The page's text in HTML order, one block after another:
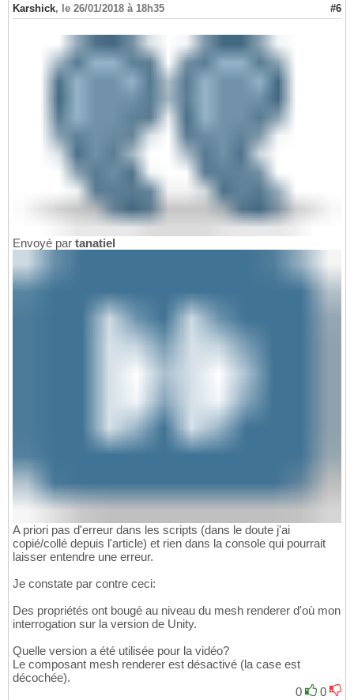
Karshick, le 26/01/2018 à 18h35 #6
Envoyé par tanatiel
A priori pas d'erreur dans les scripts (dans le doute j'ai
copié/collé depuis l'article) et rien dans la console qui pourrait
laisser entendre une erreur.
Je constate par contre ceci:
Des propriétés ont bougé au niveau du mesh renderer d'où mon
interrogation sur la version de Unity.
Quelle version a été utilisée pour la vidéo?
Le composant mesh renderer est désactivé (la case est
décochée).
0
0